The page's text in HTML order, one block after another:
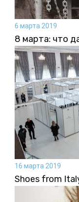
6 марта 2019
8 марта: что
16 марта 2019
Shoes from